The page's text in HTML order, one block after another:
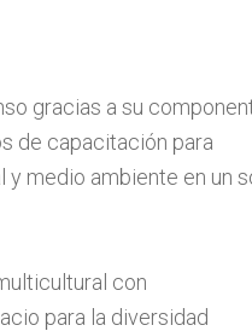
gracias a su
de capacitación para
y medio ambiente en un
con
para la diversidad